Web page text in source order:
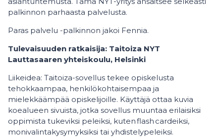
palkinnon parhaasta palvelusta.
Paras palvelu -palkinnon jakoi Fennia.
Tulevaisuuden ratkaisija: Taitoiza NYT
Lauttasaaren yhteiskoulu, Helsinki
Liikeidea: Taitoiza-sovellus tekee opiskelusta
tehokkaampaa, henkilökohtaisempaa ja
mielekkäämpää opiskelijoille. Käyttäjä ottaa kuvia
koealueen sivuista, jotka sovellus muuntaa erilaisiksi
oppimista tukeviksi peleiksi, kuten flash cardeiksi,
monivalintakysymyksiksi tai yhdistelypeleiksi.